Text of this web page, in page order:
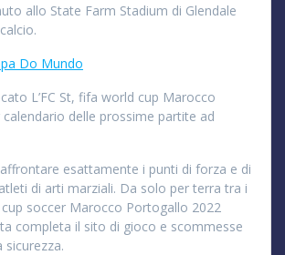
allo State Farm Stadium di Glendale
Do Mundo
L’FC St, fifa world cup Marocco
delle prossime partite ad
esattamente i punti di forza e di
di arti marziali. Da solo per terra tra i
soccer Marocco Portogallo 2022
completa il sito di gioco e scommesse